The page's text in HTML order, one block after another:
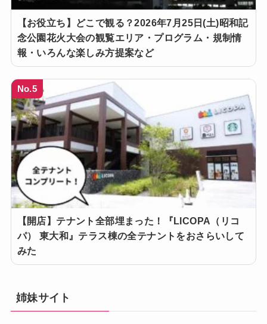
【お役立ち】どこで観る？2026年7月25日(土)昭和記
念公園花火大会の観覧エリア・プログラム・規制情
報・いろんな楽しみ方提案など
No.5
【開店】テナント全部埋まった！『LICOPA（リコ
パ） 東大和』テラス棟の全テナントをおさらいして
みた
姉妹サイト